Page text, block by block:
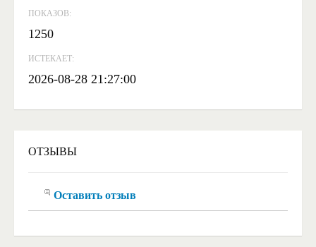
ПОКАЗОВ:
1250
ИСТЕКАЕТ:
2026-08-28 21:27:00
ОТЗЫВЫ
Оставить отзыв